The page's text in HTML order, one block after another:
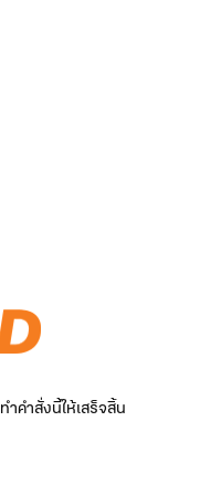
คำสั่งนี้ให้เสร็จสิ้น